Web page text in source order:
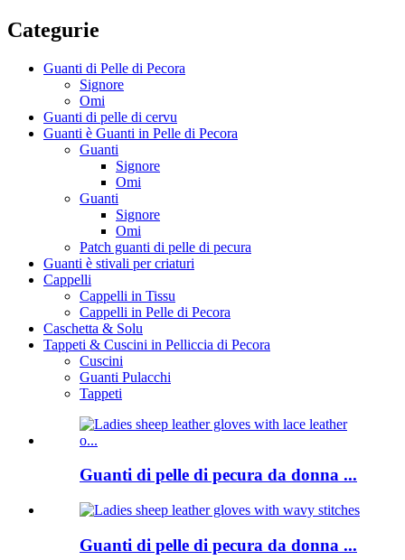
Categurie
Guanti di Pelle di Pecora
Signore
Omi
Guanti di pelle di cervu
Guanti è Guanti in Pelle di Pecora
Guanti
Signore
Omi
Guanti
Signore
Omi
Patch guanti di pelle di pecura
Guanti è stivali per criaturi
Cappelli
Cappelli in Tissu
Cappelli in Pelle di Pecora
Caschetta & Solu
Tappeti & Cuscini in Pelliccia di Pecora
Cuscini
Guanti Pulacchi
Tappeti
Guanti di pelle di pecura da donna ...
Guanti di pelle di pecura da donna ...